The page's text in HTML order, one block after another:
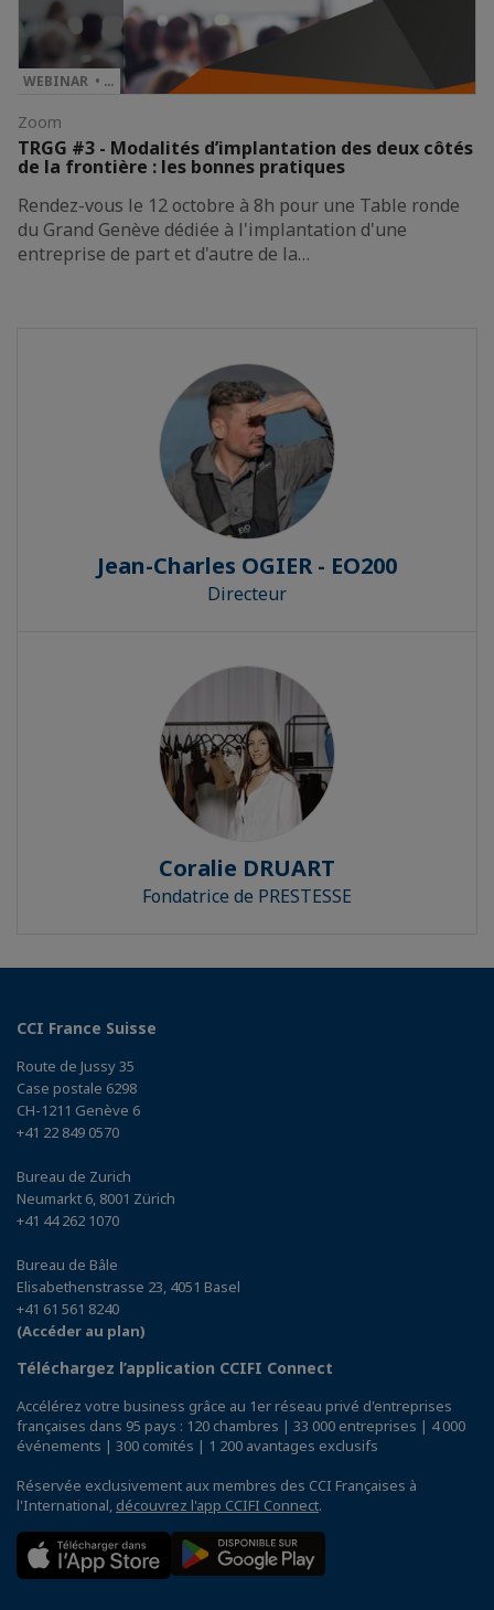
WEBINAR • …
Zoom
TRGG #3 - Modalités d’implantation des deux côtés
de la frontière : les bonnes pratiques
Rendez-vous le 12 octobre à 8h pour une Table ronde
du Grand Genève dédiée à l'implantation d'une
entreprise de part et d'autre de la…
Jean-Charles OGIER - EO200
Directeur
Coralie DRUART
Fondatrice de PRESTESSE
CCI France Suisse
Route de Jussy 35
Case postale 6298
CH-1211 Genève 6
+41 22 849 0570
Bureau de Zurich
Neumarkt 6, 8001 Zürich
+41 44 262 1070
Bureau de Bâle
Elisabethenstrasse 23, 4051 Basel
+41 61 561 8240
(Accéder au plan)
Téléchargez l’application CCIFI Connect
Accélérez votre business grâce au 1er réseau privé d'entreprises
françaises dans 95 pays : 120 chambres | 33 000 entreprises | 4 000
événements | 300 comités | 1 200 avantages exclusifs
Réservée exclusivement aux membres des CCI Françaises à
l'International, découvrez l'app CCIFI Connect.